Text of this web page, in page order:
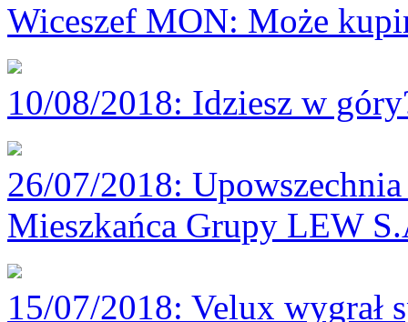
Wiceszef MON: Może
10/08/2018: Idziesz w
26/07/2018:
Mieszkańca Grupy LEW
15/07/2018: Velux wygrał